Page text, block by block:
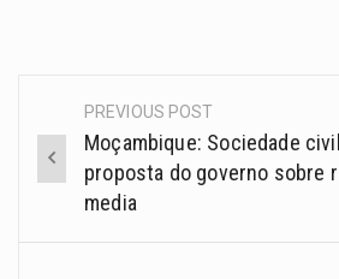
PREVIOUS POST
Moçambique: Sociedade
proposta do governo sobre
media